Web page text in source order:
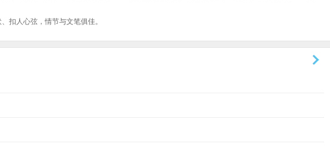
扣人心弦，情节与文笔俱佳。